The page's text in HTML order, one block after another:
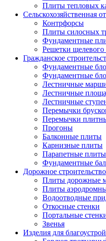
Плиты тепловых
Сельскохозяйственная
Контрфорсы
Плиты силосных
Фундаментные
Решетки щелевого
Гражданское
Фундаментные
Фундаментные
Лестничные
Лестничные
Лестничные
Перемычки
Перемычки
Прогоны
Балконные плиты
Карнизные плиты
Парапетные плиты
Фундаментные
Дорожное строительство
Плиты дорожные
Плиты
Водоотводные
Откосные стенки
Портальные
Звенья
Изделия для